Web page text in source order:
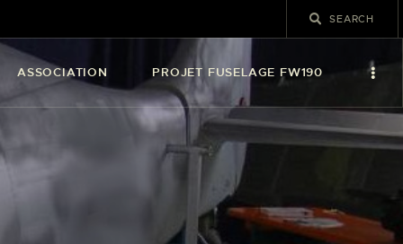
ASSOCIATION PROJET FUSELAGE FW190